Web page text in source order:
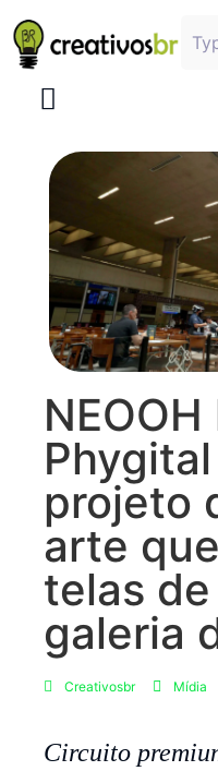
projeto
arte
telas de
galeria
Creativosbr Mídia
Circuito